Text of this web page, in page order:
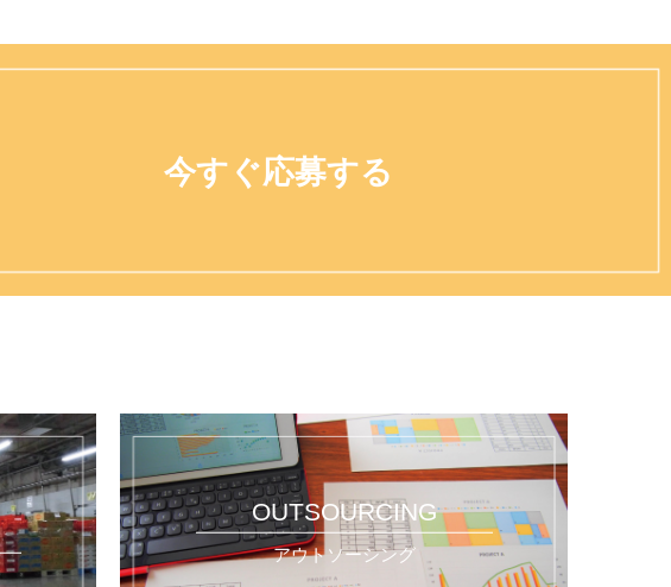
今すぐ応募する
OUTSOURCING
アウトソーシング